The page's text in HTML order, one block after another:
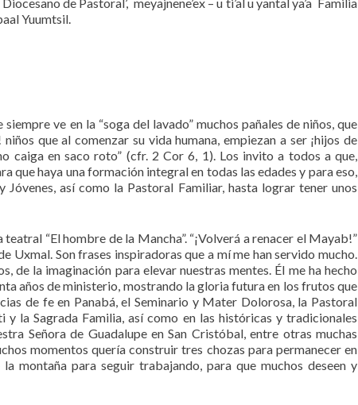
Yuumtsil.
ve en la “soga del lavado” muchos pañales de niños, que
que al comenzar su vida humana, empiezan a ser ¡hijos de
caiga en saco roto” (cfr. 2 Cor 6, 1). Los invito a todos a que,
que haya una formación integral en todas las edades y para eso,
así como la Pastoral Familiar, hasta lograr tener unos
“El hombre de la Mancha”. “¡Volverá a renacer el Mayab!”
Uxmal. Son frases inspiradoras que a mí me han servido mucho.
de la imaginación para elevar nuestras mentes. Él me ha hecho
años de ministerio, mostrando la gloria futura en los frutos que
de fe en Panabá, el Seminario y Mater Dolorosa, la Pastoral
la Sagrada Familia, así como en las históricas y tradicionales
Señora de Guadalupe en San Cristóbal, entre otras muchas
momentos quería construir tres chozas para permanecer en
montaña para seguir trabajando, para que muchos deseen y